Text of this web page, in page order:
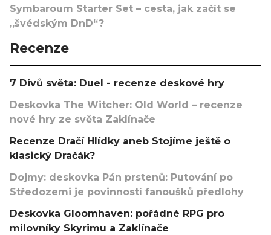
Symbaroum Starter Set – cesta, jak začít se
„švédským DnD“?
Recenze
7 Divů světa: Duel - recenze deskové hry
Deskovka The Witcher: Old World – recenze
nové hry ze světa Zaklínače
Recenze Dračí Hlídky aneb Stojíme ještě o
klasický Dračák?
Dojmy: deskovka Pán prstenů: Putování po
Středozemi je povinností fanoušků předlohy
Deskovka Gloomhaven: pořádné RPG pro
milovníky Skyrimu a Zaklínače